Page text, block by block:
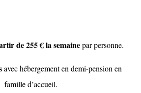
de 255 €la semainepar personne.
avec hébergement en demi-pension en
famille d’accueil.